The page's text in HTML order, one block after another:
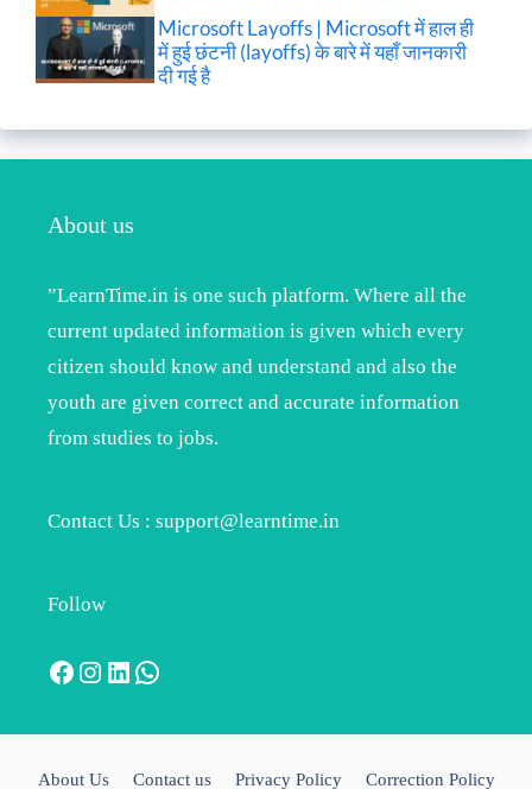
Microsoft Layoffs | Microsoft में हाल ही
में हुई छंटनी (layoffs) के बारे में यहाँ जानकारी
दी गई है
About us
”LearnTime.in is one such platform. Where all the
current updated information is given which every
citizen should know and understand and also the
youth are given correct and accurate information
from studies to jobs.
Contact Us : support@learntime.in
Follow
Facebook
Instagram
LinkedIn
WhatsApp
About Us Contact us Privacy Policy Correction Policy